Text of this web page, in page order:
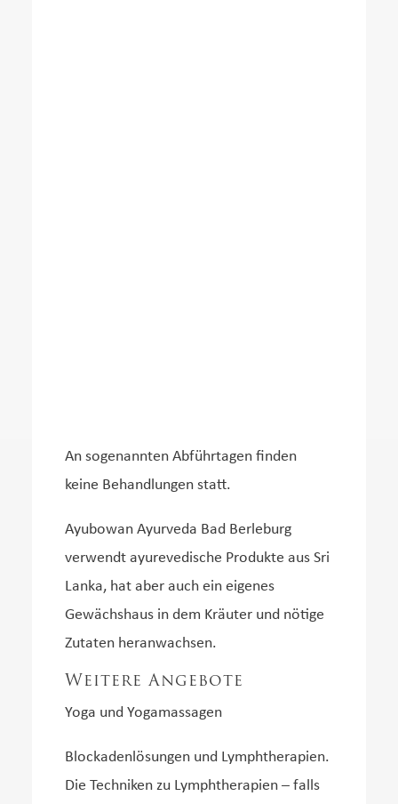
An sogenannten Abführtagen finden
keine Behandlungen statt.
Ayubowan Ayurveda Bad Berleburg
verwendt ayurevedische Produkte aus Sri
Lanka, hat aber auch ein eigenes
Gewächshaus in dem Kräuter und nötige
Zutaten heranwachsen.
Weitere Angebote
Yoga und Yogamassagen
Blockadenlösungen und Lymphtherapien.
Die Techniken zu Lymphtherapien – falls